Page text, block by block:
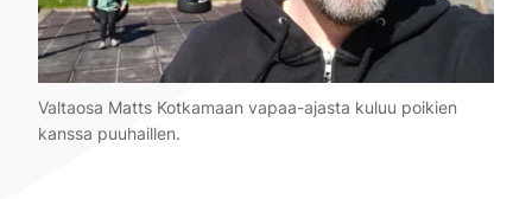
Valtaosa Matts Kotkamaan vapaa-ajasta kuluu poikien
kanssa puuhaillen.